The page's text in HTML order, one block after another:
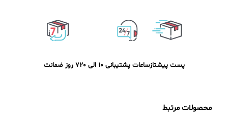
پست پیشتازساعات پشتیبانی 10 الی 20 7 روز ضمانت
محصولات مرتبط